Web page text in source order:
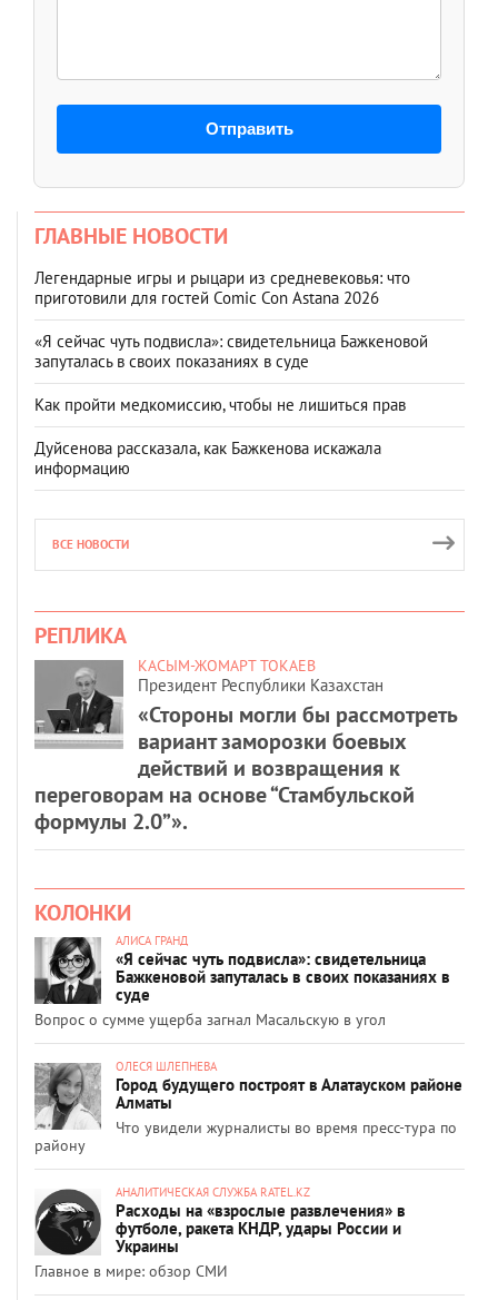
Отправить
ГЛАВНЫЕ НОВОСТИ
Легендарные игры и рыцари из средневековья: что
приготовили для гостей Comic Con Astana 2026
«Я сейчас чуть подвисла»: свидетельница Бажкеновой
запуталась в своих показаниях в суде
Как пройти медкомиссию, чтобы не лишиться прав
Дуйсенова рассказала, как Бажкенова искажала
информацию
ВСЕ НОВОСТИ
РЕПЛИКА
КАСЫМ-ЖОМАРТ ТОКАЕВ
Президент Республики Казахстан
«Стороны могли бы рассмотреть
вариант заморозки боевых
действий и возвращения к
переговорам на основе “Стамбульской
формулы 2.0”».
КОЛОНКИ
АЛИСА ГРАНД
«Я сейчас чуть подвисла»: свидетельница
Бажкеновой запуталась в своих показаниях в
суде
Вопрос о сумме ущерба загнал Масальскую в угол
ОЛЕСЯ ШЛЕПНЕВА
Город будущего построят в Алатауском районе
Алматы
Что увидели журналисты во время пресс-тура по
району
АНАЛИТИЧЕСКАЯ СЛУЖБА RATEL.KZ
Расходы на «взрослые развлечения» в
футболе, ракета КНДР, удары России и
Украины
Главное в мире: обзор СМИ